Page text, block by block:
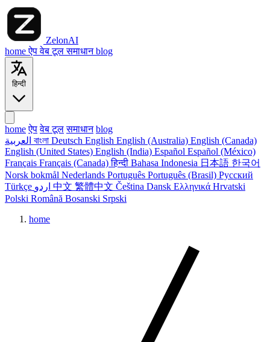
ZelonAI
homeऐपवेब टूलसमाधानblog
हिन्दी
home ऐप वेब टूल समाधान blog
বাংলা Deutsch English English (Australia) English (Canada)
English (United States) English (India) Español Español (México)
Français Français (Canada)हिन्दी Bahasa Indonesia 日本語 한국어
Norsk bokmål Nederlands Português Português (Brasil) Русский
Türkçe
中文 繁體中文 Čeština Dansk Ελληνικά Hrvatski
Polski Română Bosanski Srpski
home